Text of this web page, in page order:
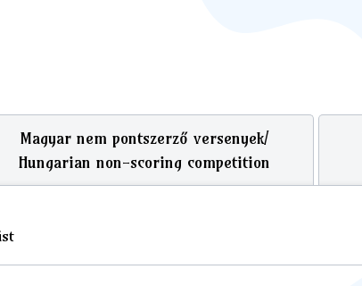
Magyar nem pontszerző versenyek/
Hungarian non-scoring competition